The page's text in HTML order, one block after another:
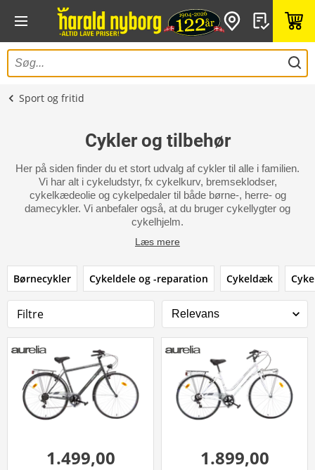
Sport og fritid
Cykler og tilbehør
Her på siden finder du et stort udvalg af cykler til alle i familien.
Vi har alt i cykeludstyr, fx cykelkurv, bremseklodser,
cykelkædeolie og cykelpedaler til både børne-, herre- og
damecykler. Vi anbefaler også, at du bruger cykellygter og
cykelhjelm.
Læs mere
Børnecykler Cykeldele og -reparation Cykeldæk
Filtre
1.499,00 1.899,00